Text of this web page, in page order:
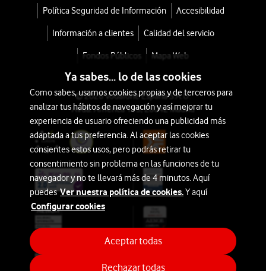
Auriculares
Acondicionados
Imagen
Sonido
Marcas
Vodafone.
opciones
financiación
ventajosas
suelen
vinculadas
Política Seguridad de Información Accesibilidad
Información a clientes Calidad del servicio
Fondos Públicos Mapa Web
© 2026 Vodafone España S.A.U.
Avda. América 115, 28042 Madrid
Ya sabes... lo de las cookies
Como sabes, usamos cookies propias y de terceros para
analizar tus hábitos de navegación y así mejorar tu
experiencia de usuario ofreciendo una publicidad más
adaptada a tus preferencia. Al aceptar las cookies
consientes estos usos, pero podrás retirar tu
consentimiento sin problema en las funciones de tu
navegador y no te llevará más de 4 minutos. Aquí
puedesVer nuestra política de cookies.Y aquí
Configurar cookies
Rechazar todas
Aceptar todas